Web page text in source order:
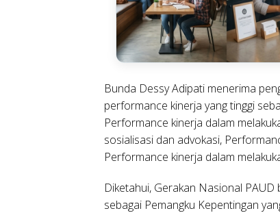
Bunda Dessy Adipati menerima
performance kinerja yang tinggi
Performance kinerja dalam
sosialisasi dan advokasi,
Performance kinerja dalam
Diketahui, Gerakan Nasional PAUD
sebagai Pemangku Kepentingan